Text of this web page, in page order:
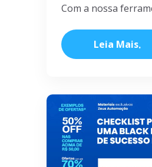
Com a nossa
Leia Mais